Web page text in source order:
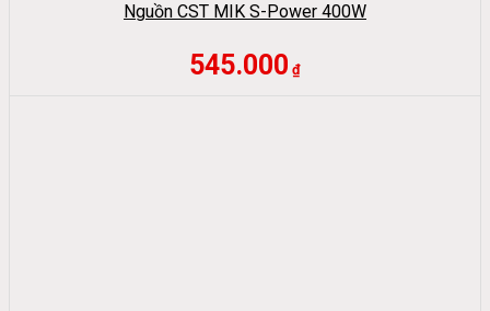
Nguồn CST MIK S-Power 400W
545.000 ₫